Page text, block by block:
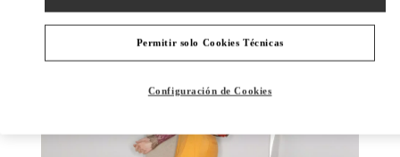
Permitir solo Cookies Técnicas
Configuración de Cookies